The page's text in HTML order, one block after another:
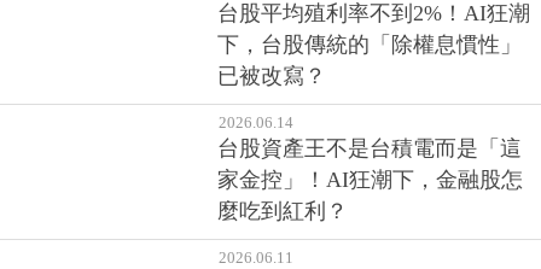
台股平均殖利率不到2%！AI狂潮
下，台股傳統的「除權息慣性」
已被改寫？
2026.06.14
台股資產王不是台積電而是「這
家金控」！AI狂潮下，金融股怎
麼吃到紅利？
2026.06.11